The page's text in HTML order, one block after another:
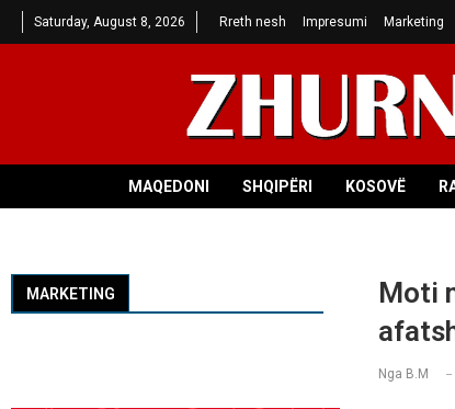
Saturday, August 8, 2026 Rreth nesh Impresumi Marketing
MAQEDONI SHQIPËRI KOSOVË
Moti
Nga B.M
MARKETING